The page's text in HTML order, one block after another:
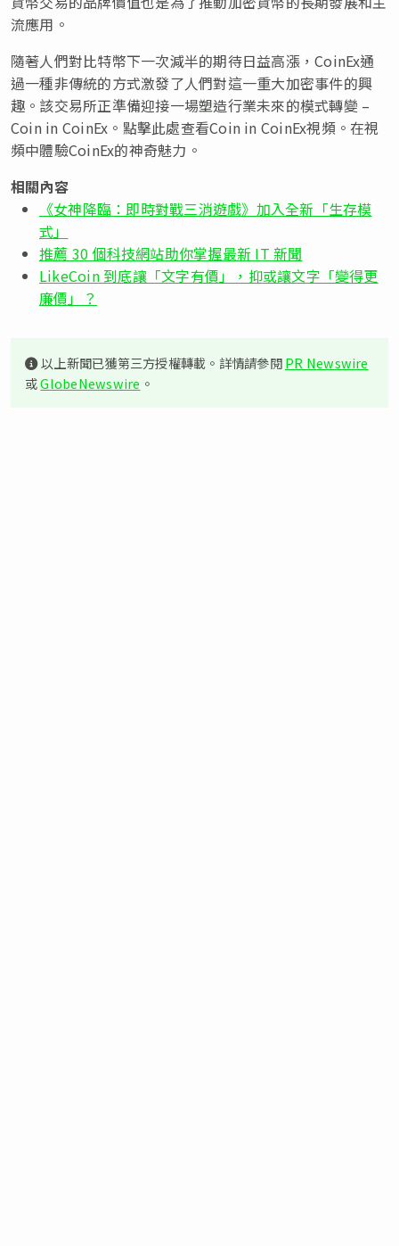
流應用。
隨著人們對比特幣下一次減半的期待日益高漲，CoinEx通
過一種非傳統的方式激發了人們對這一重大加密事件的興
趣。該交易所正準備迎接一場塑造行業未來的模式轉變 –
Coin in CoinEx。點擊此處查看Coin in CoinEx視頻。在視
頻中體驗CoinEx的神奇魅力。
相關內容
《女神降臨：即時對戰三消遊戲》加入全新「生存模
式」
推薦 30 個科技網站助你掌握最新 IT 新聞
LikeCoin 到底讓「文字有價」，抑或讓文字「變得更
廉價」？
以上新聞已獲第三方授權轉載。詳情請參閱PR Newswire
或GlobeNewswire 。